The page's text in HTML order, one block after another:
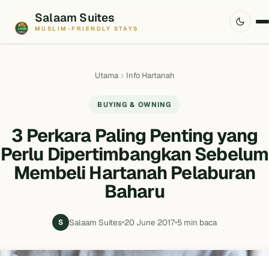
Salaam Suites
MUSLIM-FRIENDLY STAYS
Utama Info Hartanah
BUYING & OWNING
3 Perkara Paling Penting yang
Perlu Dipertimbangkan Sebelum
Membeli Hartanah Pelaburan
Baharu
S Salaam Suites 20 June 2017 5 min baca